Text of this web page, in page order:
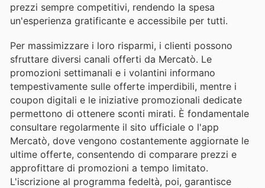
prezzi sempre competitivi, rendendo la spesa
un'esperienza gratificante e accessibile per tutti.
Per massimizzare i loro risparmi, i clienti possono
sfruttare diversi canali offerti da Mercatò. Le
promozioni settimanali e i volantini informano
tempestivamente sulle offerte imperdibili, mentre i
coupon digitali e le iniziative promozionali dedicate
permettono di ottenere sconti mirati. È fondamentale
consultare regolarmente il sito ufficiale o l'app
Mercatò, dove vengono costantemente aggiornate le
ultime offerte, consentendo di comparare prezzi e
approfittare di promozioni a tempo limitato.
L'iscrizione al programma fedeltà, poi, garantisce